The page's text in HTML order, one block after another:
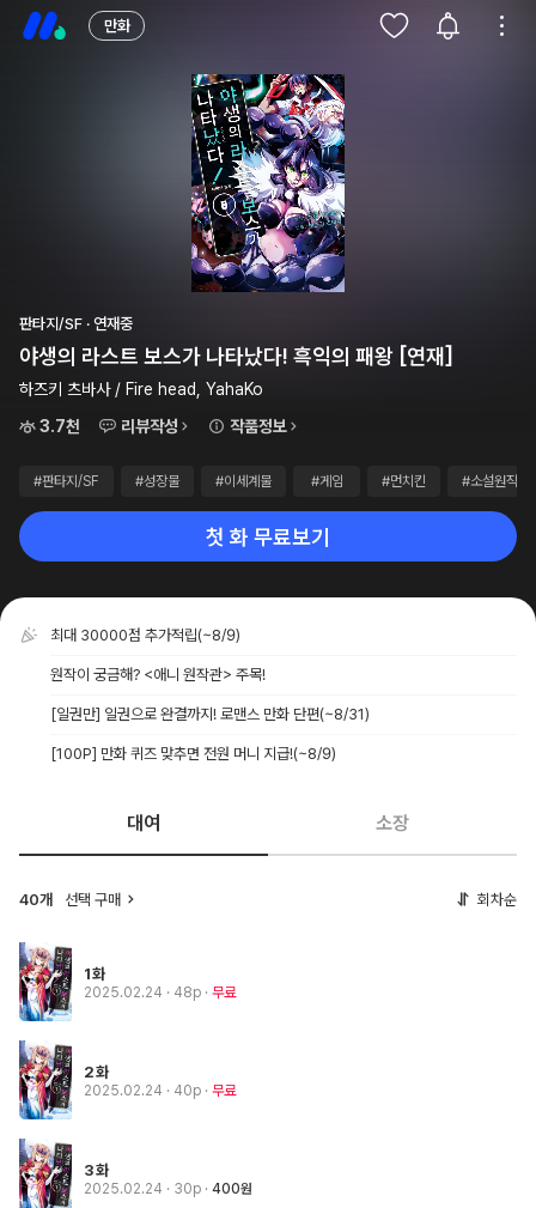
만화
판타지/SF · 연재중
야생의 라스트 보스가 나타났다! 흑익의 패왕 [연재]
하즈키 츠바사 / Fire head, YahaKo
3.7천
리뷰작성 작품정보
#판타지/SF #성장물 #이세계물 #게임 #먼치킨 #소설원작
첫 화 무료보기
최대 30000점 추가적립(~8/9)
원작이 궁금해? <애니 원작관> 주목!
[일권만] 일권으로 완결까지! 로맨스 만화 단편(~8/31)
[100P] 만화 퀴즈 맞추면 전원 머니 지급!(~8/9)
대여 소장
40개 선택 구매 회차순
1화
2025.02.24 · 48p 무료
2화
2025.02.24 · 40p 무료
3화
2025.02.24 · 30p 400원